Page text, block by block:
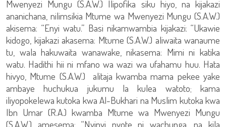
Mwenyezi Mungu (S.A.W.) Ilipofika siku hiyo, na kijakazi
ananichana, nilimsikia Mtume wa Mwenyezi Mungu (S.A.W.)
akisema: “Enyi watu.” Basi nikamwambia kijakazi: “Ukawie
kidogo, kijakazi akasema: Mtume (S.A.W.) aliwaita wanaume
tu, wala hakuwaita wanawake, nikasema: Mimi ni katika
watu. Hadithi hii ni mfano wa wazi wa ufahamu huu. Hata
hivyo, Mtume (S.A.W.) alitaja kwamba mama pekee yake
ambaye huchukua jukumu la kulea watoto; kama
iliyopokelewa kutoka kwa Al-Bukhari na Muslim kutoka kwa
Ibn Umar (R.A.) kwamba Mtume wa Mwenyezi Mungu
(S.A.W.) amesema: “Nyinyi nyote ni wachunga, na kila